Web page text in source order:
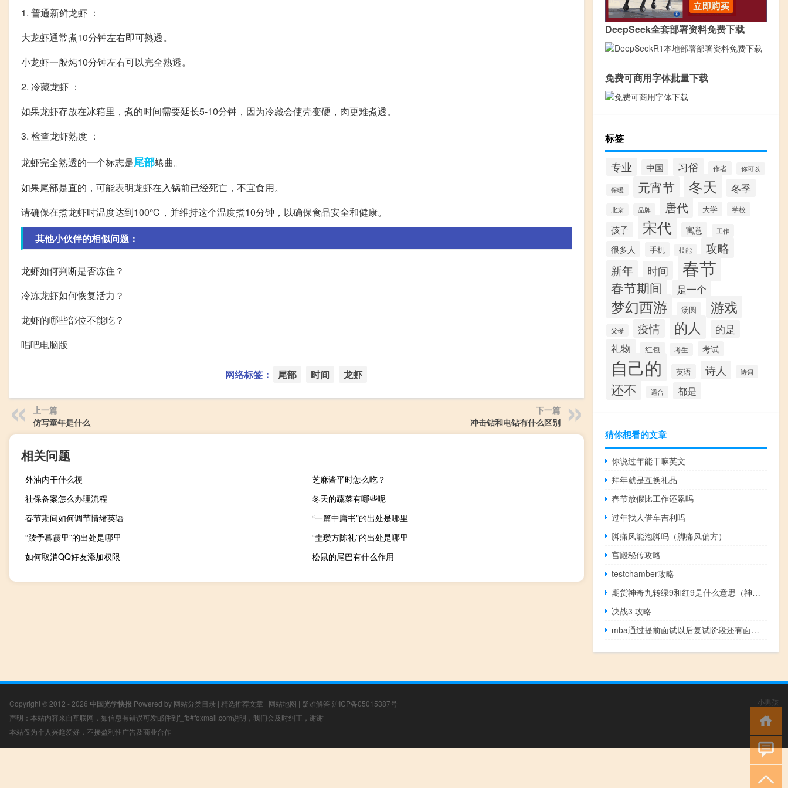
1. 普通新鲜龙虾 ：
大龙虾通常煮10分钟左右即可熟透。
小龙虾一般炖10分钟左右可以完全熟透。
2. 冷藏龙虾 ：
如果龙虾存放在冰箱里，煮的时间需要延长5-10分钟，因为冷藏会使壳变硬，肉更难煮透。
3. 检查龙虾熟度 ：
龙虾完全熟透的一个标志是尾部蜷曲。
如果尾部是直的，可能表明龙虾在入锅前已经死亡，不宜食用。
请确保在煮龙虾时温度达到100℃，并维持这个温度煮10分钟，以确保食品安全和健康。
其他小伙伴的相似问题：
龙虾如何判断是否冻住？
冷冻龙虾如何恢复活力？
龙虾的哪些部位不能吃？
唱吧电脑版
网络标签： 尾部 时间 龙虾
上一篇
仿写童年是什么
下一篇
冲击钻和电钻有什么区别
相关问题
外油内干什么梗
芝麻酱平时怎么吃？
社保备案怎么办理流程
冬天的蔬菜有哪些呢
春节期间如何调节情绪英语
“一篇中庸书”的出处是哪里
“跂予暮霞里”的出处是哪里
“圭瓒方陈礼”的出处是哪里
如何取消QQ好友添加权限
松鼠的尾巴有什么作用
DeepSeek全套部署资料免费下载
免费可商用字体批量下载
标签
专业 中国 习俗 作者 你可以
保暖 元宵节 冬天 冬季
北京 品牌 唐代 大学 学校
孩子 宋代 寓意 工作
很多人 手机 技能 攻略
新年 时间 春节
春节期间 是一个
梦幻西游 汤圆 游戏
父母 疫情 的人 的是
礼物 红包 考生 考试
自己的 英语 诗人 诗词
还不 适合 都是
猜你想看的文章
你说过年能干嘛英文
拜年就是互换礼品
春节放假比工作还累吗
过年找人借车吉利吗
脚痛风能泡脚吗（脚痛风偏方）
宫殿秘传攻略
testchamber攻略
期货神奇九转绿9和红9是什么意思（神奇九转绿9和红9是什么意思）
决战3 攻略
mba通过提前面试以后复试阶段还有面试吗
Copyright © 2012 - 2026 中国光学快报 Powered by 网站分类目录 | 精选推荐文章 | 网站地图 | 疑难解答 沪ICP备05015387号
声明：本站内容来自互联网，如信息有错误可发邮件到f_fb#foxmail.com说明，我们会及时纠正，谢谢
本站仅为个人兴趣爱好，不接盈利性广告及商业合作
小男孩